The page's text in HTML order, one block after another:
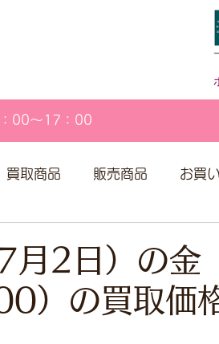
00～17：00
買取商品 販売商品 お買
月2日）の金
）の買取価